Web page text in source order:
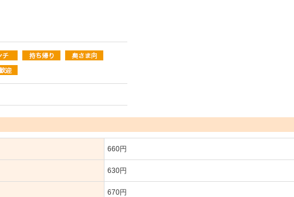
660円
630円
670円